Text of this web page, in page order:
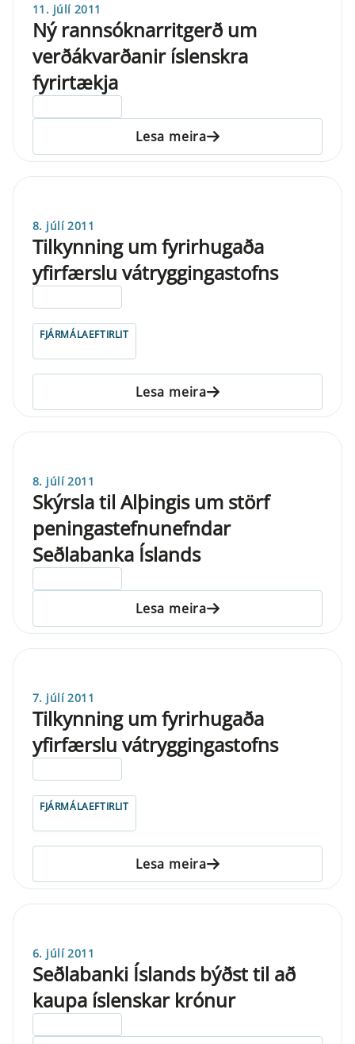
11. júlí 2011
Ný rannsóknarritgerð um
verðákvarðanir íslenskra
fyrirtækja
Lesa meira
8. júlí 2011
Tilkynning um fyrirhugaða
yfirfærslu vátryggingastofns
FJÁRMÁLAEFTIRLIT
Lesa meira
8. júlí 2011
Skýrsla til Alþingis um störf
peningastefnunefndar
Seðlabanka Íslands
Lesa meira
7. júlí 2011
Tilkynning um fyrirhugaða
yfirfærslu vátryggingastofns
FJÁRMÁLAEFTIRLIT
Lesa meira
6. júlí 2011
Seðlabanki Íslands býðst til að
kaupa íslenskar krónur